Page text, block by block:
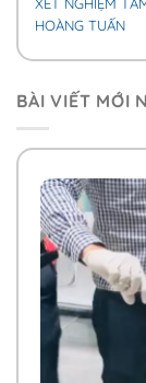
XÉT NGHIỆM
HOÀNG TUẤN
BÀI VIẾT MỚI